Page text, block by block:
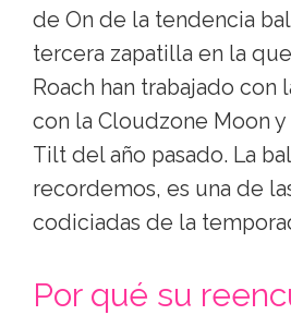
de On de la tendencia
tercera zapatilla en la
Roach han trabajado con
con la Cloudzone Moon
Tilt del año pasado. La
recordemos, es una de
codiciadas de la
Por qué su